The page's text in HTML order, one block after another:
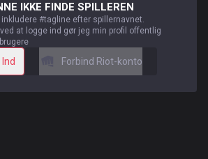
IKKE FINDE SPILLEREN
inkludere #tagline efter spillernavnet.
at logge ind gør jeg min profil offentlig
Ind Forbind Riot-konto